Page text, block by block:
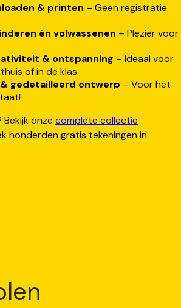
& printen – Geen registratie
én volwassenen – Plezier voor
& ontspanning – Ideaal voor
of in de klas.
gedetailleerd ontwerp – Voor het
Bekijk onze complete collectie
honderden gratis tekeningen in